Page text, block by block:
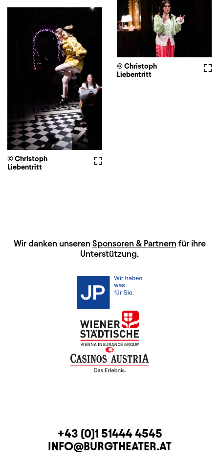
© Christoph
Liebentritt
Vollbild
© Christoph
Liebentritt
HAUPTSPONSOREN
Wir danken unseren Sponsoren & Partnernfür ihre
Unterstützung.
KONTAKTTELEFON
+43 (0)1 51444 4545
E-MAIL
INFO@BURGTHEATER.AT